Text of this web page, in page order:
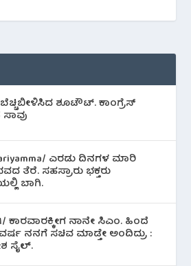
ಬೆಚ್ಚಿಬೀಳಿಸಿದ ಶೂಟೌಟ್‌. ಕಾಂಗ್ರೆಸ್
ಎರಡು ದಿನಗಳ ಮಾರಿ
ತೆರೆ. ಸಹಸ್ರಾರು ಭಕ್ತರು
ಬಾಗಿ.
ಕಾರವಾರಕ್ಕೀಗ ನಾನೇ ಸಿಎಂ. ಹಿಂದೆ
ನನಗೆ ಸಚಿವ ಮಾಡ್ತೇ ಅಂದಿದ್ರು :
ಸೈಲ್.